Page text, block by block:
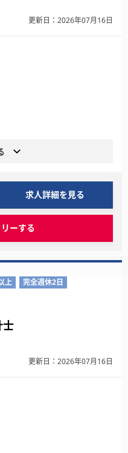
更新日：2026年07月16日
求人詳細を見る
ーする
上
完全週休2日
士
更新日：2026年07月16日